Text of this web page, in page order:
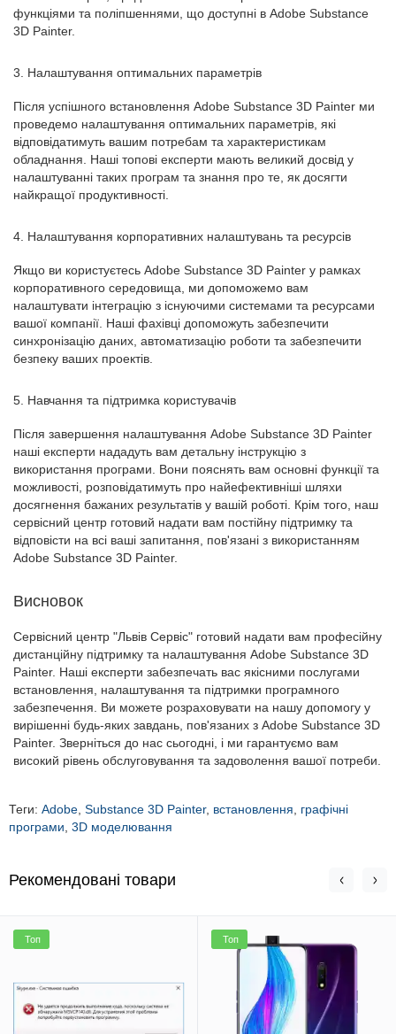
функціями та поліпшеннями, що доступні в Adobe Substance
3D Painter.
3. Налаштування оптимальних параметрів
Після успішного встановлення Adobe Substance 3D Painter ми
проведемо налаштування оптимальних параметрів, які
відповідатимуть вашим потребам та характеристикам
обладнання. Наші топові експерти мають великий досвід у
налаштуванні таких програм та знання про те, як досягти
найкращої продуктивності.
4. Налаштування корпоративних налаштувань та ресурсів
Якщо ви користуєтесь Adobe Substance 3D Painter у рамках
корпоративного середовища, ми допоможемо вам
налаштувати інтеграцію з існуючими системами та ресурсами
вашої компанії. Наші фахівці допоможуть забезпечити
синхронізацію даних, автоматизацію роботи та забезпечити
безпеку ваших проектів.
5. Навчання та підтримка користувачів
Після завершення налаштування Adobe Substance 3D Painter
наші експерти нададуть вам детальну інструкцію з
використання програми. Вони пояснять вам основні функції та
можливості, розповідатимуть про найефективніші шляхи
досягнення бажаних результатів у вашій роботі. Крім того, наш
сервісний центр готовий надати вам постійну підтримку та
відповісти на всі ваші запитання, пов'язані з використанням
Adobe Substance 3D Painter.
Висновок
Сервісний центр "Львів Сервіс" готовий надати вам професійну
дистанційну підтримку та налаштування Adobe Substance 3D
Painter. Наші експерти забезпечать вас якісними послугами
встановлення, налаштування та підтримки програмного
забезпечення. Ви можете розраховувати на нашу допомогу у
вирішенні будь-яких завдань, пов'язаних з Adobe Substance 3D
Painter. Зверніться до нас сьогодні, і ми гарантуємо вам
високий рівень обслуговування та задоволення вашої потреби.
Теги: Adobe Substance 3D Painter, встановлення
графічні
програми 3D моделювання
Рекомендовані товари
Топ Топ